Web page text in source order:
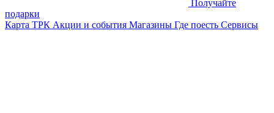
Получайте
подарки
Карта ТРК Акции и события Магазины Где поесть Сервисы